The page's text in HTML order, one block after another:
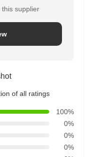
supplier
of all ratings
100%
0%
0%
0%